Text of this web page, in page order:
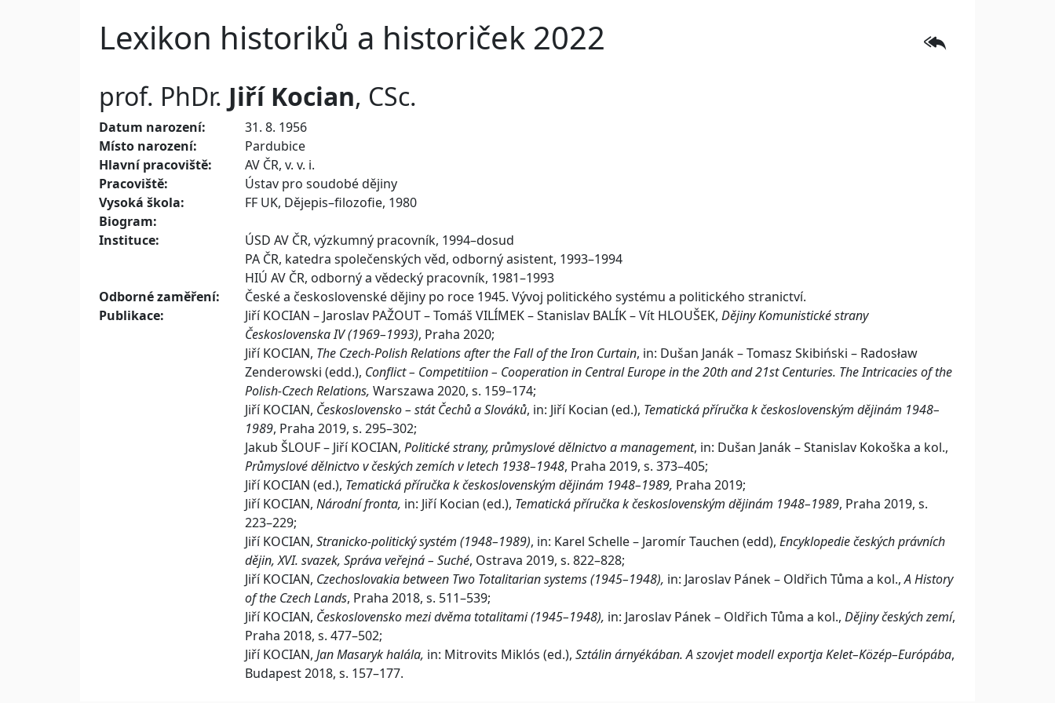
Lexikon historiků a historiček 2022
prof. PhDr. Jiří Kocian, CSc.
Datum narození:
31. 8. 1956
Místo narození:
Pardubice
Hlavní pracoviště:
AV ČR, v. v. i.
Pracoviště:
Ústav pro soudobé dějiny
Vysoká škola:
FF UK, Dějepis–filozofie, 1980
Biogram:
Instituce:
ÚSD AV ČR, výzkumný pracovník, 1994–dosud
PA ČR, katedra společenských věd, odborný asistent, 1993–1994
HIÚ AV ČR, odborný a vědecký pracovník, 1981–1993
Odborné zaměření:
České a československé dějiny po roce 1945. Vývoj politického systému a politického stranictví.
Publikace:
Jiří KOCIAN – Jaroslav PAŽOUT – Tomáš VILÍMEK – Stanislav BALÍK – Vít HLOUŠEK, Dějiny Komunistické strany
Československa IV (1969–1993), Praha 2020;
Jiří KOCIAN, The Czech-Polish Relations after the Fall of the Iron Curtain, in: Dušan Janák – Tomasz Skibiński – Radosław
Zenderowski (edd.), Conflict – Competitiion – Cooperation in Central Europe in the 20th and 21st Centuries. The Intricacies of the
Polish-Czech Relations, Warszawa 2020, s. 159–174;
Jiří KOCIAN, Československo – stát Čechů a Slováků, in: Jiří Kocian (ed.), Tematická příručka k československým dějinám 1948–
1989, Praha 2019, s. 295–302;
Jakub ŠLOUF – Jiří KOCIAN, Politické strany, průmyslové dělnictvo a management, in: Dušan Janák – Stanislav Kokoška a kol.,
Průmyslové dělnictvo v českých zemích v letech 1938–1948, Praha 2019, s. 373–405;
Jiří KOCIAN (ed.), Tematická příručka k československým dějinám 1948–1989, Praha 2019;
Jiří KOCIAN, Národní fronta, in: Jiří Kocian (ed.), Tematická příručka k československým dějinám 1948–1989, Praha 2019, s.
223–229;
Jiří KOCIAN, Stranicko-politický systém (1948–1989), in: Karel Schelle – Jaromír Tauchen (edd), Encyklopedie českých právních
dějin, XVI. svazek, Správa veřejná – Suché, Ostrava 2019, s. 822–828;
Jiří KOCIAN, Czechoslovakia between Two Totalitarian systems (1945–1948), in: Jaroslav Pánek – Oldřich Tůma a kol.,A History
of the Czech Lands, Praha 2018, s. 511–539;
Jiří KOCIAN, Československo mezi dvěma totalitami (1945–1948), in: Jaroslav Pánek – Oldřich Tůma a kol., Dějiny českých zemí,
Praha 2018, s. 477–502;
Jiří KOCIAN, Jan Masaryk halála, in: Mitrovits Miklós (ed.), Sztálin árnyékában. A szovjet modell exportja Kelet–Közép–Európába,
Budapest 2018, s. 157–177.